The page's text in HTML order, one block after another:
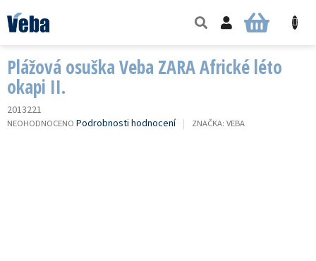
na
obsah
NÁKUPNÍ
Plážová osuška Veba ZARA Africké léto
okapi II.
2013221
PRŮMĚRNÉ
NEOHODNOCENO Podrobnosti hodnocení ZNAČKA: VEBA